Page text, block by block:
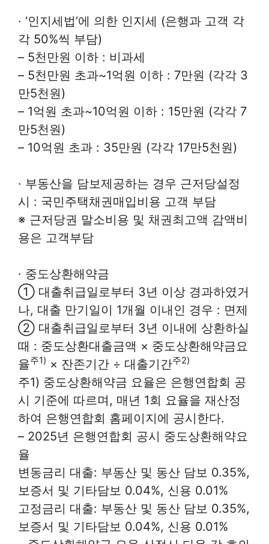
· ‘인지세법’에 의한 인지세 (은행과 고객 각
각 50%씩 부담)
– 5천만원 이하 : 비과세
– 5천만원 초과~1억원 이하 : 7만원 (각각 3
만5천원)
– 1억원 초과~10억원 이하 : 15만원 (각각 7
만5천원)
– 10억원 초과 : 35만원 (각각 17만5천원)
· 부동산을 담보제공하는 경우 근저당설정
시 : 국민주택채권매입비용 고객 부담
※ 근저당권 말소비용 및 채권최고액 감액비
용은 고객부담
· 중도상환해약금
① 대출취급일로부터 3년 이상 경과하였거
나, 대출 만기일이 1개월 이내인 경우 : 면제
② 대출취급일로부터 3년 이내에 상환하실
때 : 중도상환대출금액 × 중도상환해약금요
율주1) × 잔존기간 ÷ 대출기간주2)
주1) 중도상환해약금 요율은 은행연합회 공
시 기준에 따르며, 매년 1회 요율을 재산정
하여 은행연합회 홈페이지에 공시한다.
– 2025년 은행연합회 공시 중도상환해약요
율
변동금리 대출: 부동산 및 동산 담보 0.35%,
보증서 및 기타담보 0.04%, 신용 0.01%
고정금리 대출: 부동산 및 동산 담보 0.35%,
보증서 및 기타담보 0.04%, 신용 0.01%